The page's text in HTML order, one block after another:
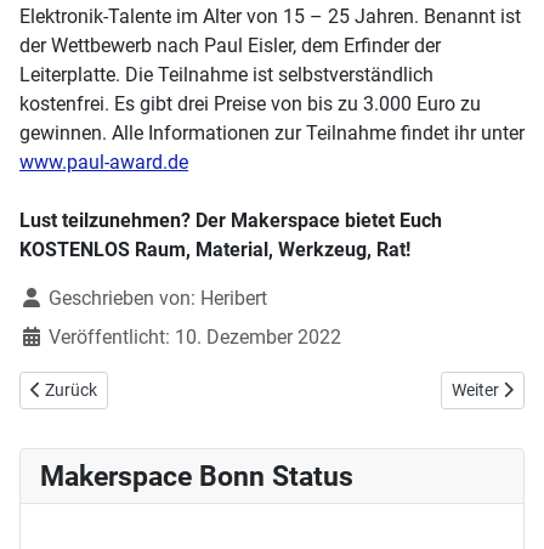
Elektronik-Talente im Alter von 15 – 25 Jahren. Benannt ist
der Wettbewerb nach Paul Eisler, dem Erfinder der
Leiterplatte. Die Teilnahme ist selbstverständlich
kostenfrei. Es gibt drei Preise von bis zu 3.000 Euro zu
gewinnen. Alle Informationen zur Teilnahme findet ihr unter
www.paul-award.de
Lust teilzunehmen? Der Makerspace bietet Euch
KOSTENLOS Raum, Material, Werkzeug, Rat!
DetailsGeschrieben von: Heribert
Veröffentlicht: 10. Dezember 2022
Vorheriger Beitrag: Großes Maker Advents- & Weihnachtsspezial
Zurück Nächster
Weiter
Makerspace Bonn Status